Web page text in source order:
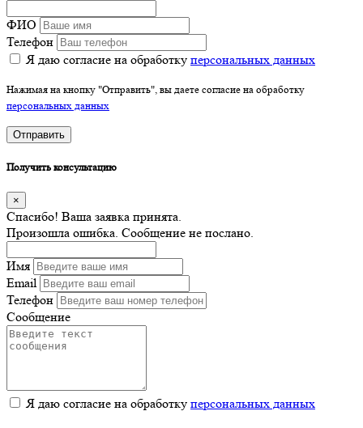
ФИО
Телефон
Я даю согласие на обработку персональных данных
Нажимая на кнопку "Отправить", вы даете согласие на обработку
персональных данных
Отправить
Получить консультацию
×
Спасибо! Ваша заявка принята.
Произошла ошибка. Сообщение не послано.
Имя
Email
Телефон
Сообщение
Я даю согласие на обработку персональных данных